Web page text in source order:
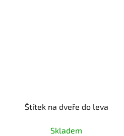
Štítek na dveře do leva
Skladem